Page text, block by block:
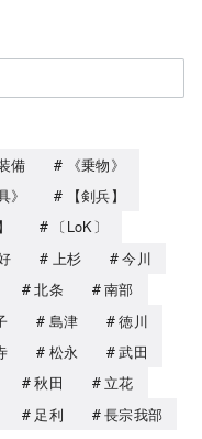
備
《乗物》
》
【剣兵】
〔LoK〕
上杉
今川
北条
南部
島津
徳川
松永
武田
秋田
立花
足利
長宗我部